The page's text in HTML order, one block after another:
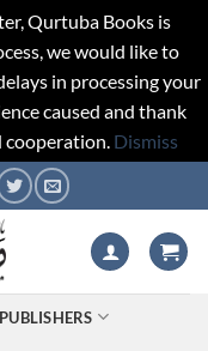
Qurtuba Books is
we would like to
in processing your
caused and thank
cooperation. Dismiss
PUBLISHERS